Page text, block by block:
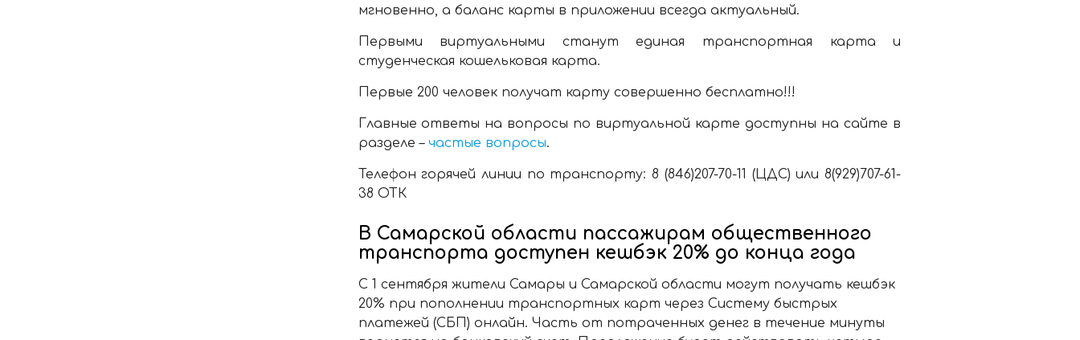
мгновенно, а баланс карты в приложении всегда актуальный.
Первыми виртуальными станут единая транспортная карта и
студенческая кошельковая карта.
Первые 200 человек получат карту совершенно бесплатно!!!
Главные ответы на вопросы по виртуальной карте доступны на сайте в
разделе – частые вопросы.
Телефон горячей линии по транспорту:8 (846)207-70-11 (ЦДС) или8(929)707-61-
38 ОТК
В Самарской области пассажирам общественного
транспорта доступен кешбэк 20% до конца года
С 1 сентября жители Самары и Самарской области могут получать кешбэк
20% при пополнении транспортных карт через Систему быстрых
платежей (СБП) онлайн. Часть от потраченных денег в течение минуты